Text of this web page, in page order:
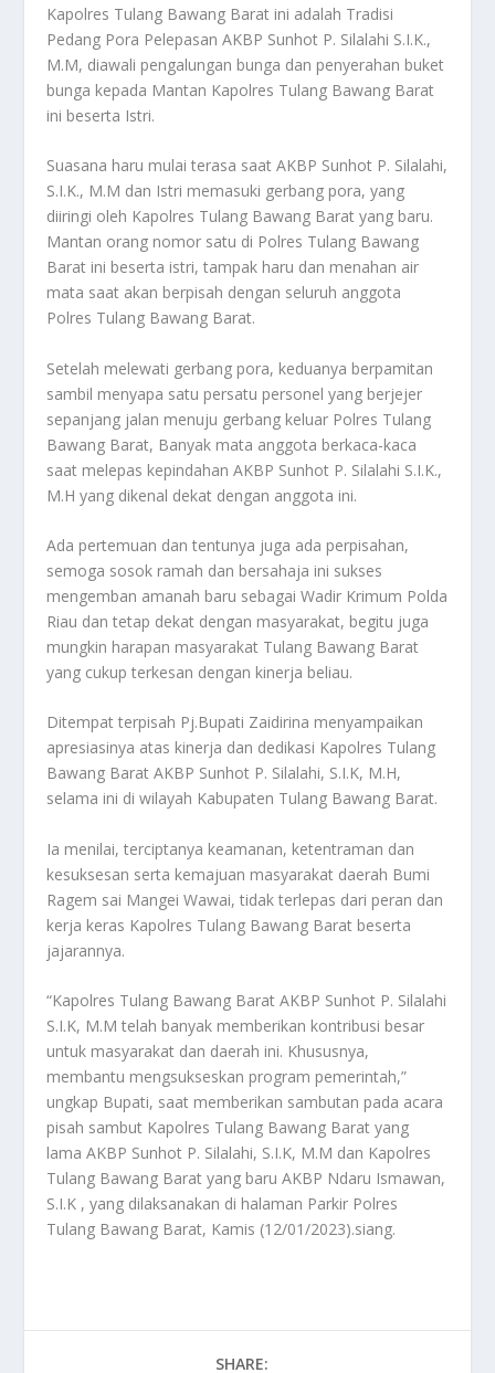
Kapolres Tulang Bawang Barat ini adalah Tradisi
Pedang Pora Pelepasan AKBP Sunhot P. Silalahi S.I.K.,
M.M, diawali pengalungan bunga dan penyerahan buket
bunga kepada Mantan Kapolres Tulang Bawang Barat
ini beserta Istri.
Suasana haru mulai terasa saat AKBP Sunhot P. Silalahi,
S.I.K., M.M dan Istri memasuki gerbang pora, yang
diiringi oleh Kapolres Tulang Bawang Barat yang baru.
Mantan orang nomor satu di Polres Tulang Bawang
Barat ini beserta istri, tampak haru dan menahan air
mata saat akan berpisah dengan seluruh anggota
Polres Tulang Bawang Barat.
Setelah melewati gerbang pora, keduanya berpamitan
sambil menyapa satu persatu personel yang berjejer
sepanjang jalan menuju gerbang keluar Polres Tulang
Bawang Barat, Banyak mata anggota berkaca-kaca
saat melepas kepindahan AKBP Sunhot P. Silalahi S.I.K.,
M.H yang dikenal dekat dengan anggota ini.
Ada pertemuan dan tentunya juga ada perpisahan,
semoga sosok ramah dan bersahaja ini sukses
mengemban amanah baru sebagai Wadir Krimum Polda
Riau dan tetap dekat dengan masyarakat, begitu juga
mungkin harapan masyarakat Tulang Bawang Barat
yang cukup terkesan dengan kinerja beliau.
Ditempat terpisah Pj.Bupati Zaidirina menyampaikan
apresiasinya atas kinerja dan dedikasi Kapolres Tulang
Bawang Barat AKBP Sunhot P. Silalahi, S.I.K, M.H,
selama ini di wilayah Kabupaten Tulang Bawang Barat.
Ia menilai, terciptanya keamanan, ketentraman dan
kesuksesan serta kemajuan masyarakat daerah Bumi
Ragem sai Mangei Wawai, tidak terlepas dari peran dan
kerja keras Kapolres Tulang Bawang Barat beserta
jajarannya.
“Kapolres Tulang Bawang Barat AKBP Sunhot P. Silalahi
S.I.K, M.M telah banyak memberikan kontribusi besar
untuk masyarakat dan daerah ini. Khususnya,
membantu mengsukseskan program pemerintah,”
ungkap Bupati, saat memberikan sambutan pada acara
pisah sambut Kapolres Tulang Bawang Barat yang
lama AKBP Sunhot P. Silalahi, S.I.K, M.M dan Kapolres
Tulang Bawang Barat yang baru AKBP Ndaru Ismawan,
S.I.K , yang dilaksanakan di halaman Parkir Polres
Tulang Bawang Barat, Kamis (12/01/2023).siang.
SHARE: